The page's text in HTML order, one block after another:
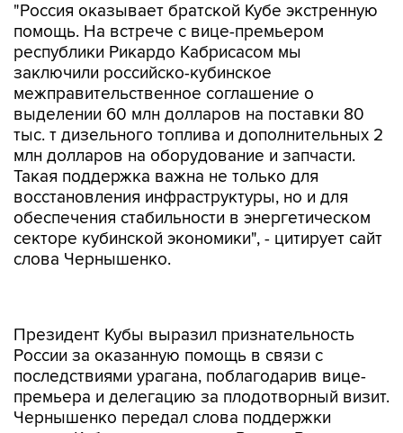
"Россия оказывает братской Кубе экстренную
помощь. На встрече с вице-премьером
республики Рикардо Кабрисасом мы
заключили российско-кубинское
межправительственное соглашение о
выделении 60 млн долларов на поставки 80
тыс. т дизельного топлива и дополнительных 2
млн долларов на оборудование и запчасти.
Такая поддержка важна не только для
восстановления инфраструктуры, но и для
обеспечения стабильности в энергетическом
секторе кубинской экономики", - цитирует сайт
слова Чернышенко.
последствиями урагана, поблагодарив вице-
премьера и делегацию за плодотворный визит.
Чернышенко передал слова поддержки
народу Кубы от президента России Владимира
Путина.